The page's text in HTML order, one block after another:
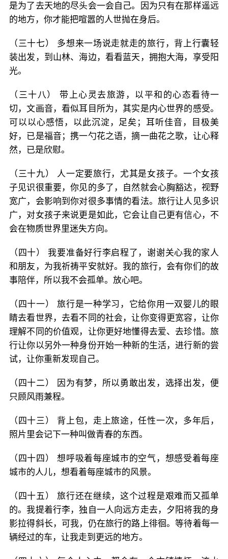
是为了去天地的尽头会一会自己。因为只有在那样遥远
的地方，你才能把喧嚣的人世抛在身后。
（三十七） 多想来一场说走就走的旅行，背上行囊轻
装出发，到山林、海边，看看蓝天，拥抱大海，享受阳
光。
（三十八） 带上心灵去旅游，以平和的心态看待一
切，文画音，看似耳目所为，其实是内心世界的感受。
可以以心感悟，以此沉淀，足矣；耳听佳音，目极美
好，已是福音；携一勺花之语，摘一曲花之歌，让心释
然，已是欣慰。
（三十九） 人一定要旅行，尤其是女孩子。一个女孩
子见识很重要，你见的多了，自然就会心胸豁达，视野
宽广，会影响到你对很多事情的看法。旅行让人见多识
广，对女孩子来说更是如此，它会让自己更有信心，不
会在物质世界里迷失方向。
（四十） 我要准备好行李启程了，谢谢关心我的家人
和朋友，为我祈祷平安就好。我的旅行，会有你们的故
事陪伴，所以我不会孤单。放心吧。
（四十一） 旅行是一种学习，它给你用一双婴儿的眼
睛去看世界，去看不同的社会，让你变得更宽容，让你
理解不同的价值观，让你更好地懂得去爱、去珍惜。旅
行让你以另外一种身份开始一种新的生活，进行新的尝
试，让你重新发现自己。
（四十二） 因为有梦，所以勇敢出发，选择出发，便
只顾风雨兼程。
（四十三） 背上包，走上旅途，任性一次，多年后，
照片里会记下一种叫做青春的东西。
（四十四） 想呼吸着每座城市的空气，想感受着每座
城市的人儿，想看着每座城市的风景。
（四十五） 旅行还在继续，这个过程是艰难而又孤单
的。我提着行李，独自一人向远方走去，夕阳将我的身
影拉得斜长，可我，仍在旅行的路上徘徊。等待着每一
辆经过的车，让我走到更远的地方。